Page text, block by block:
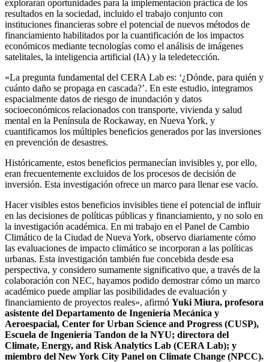
explorarán oportunidades para la implementación práctica de los
resultados en la sociedad, incluido el trabajo conjunto con
instituciones financieras sobre el potencial de nuevos métodos de
financiamiento habilitados por la cuantificación de los impactos
económicos mediante tecnologías como el análisis de imágenes
satelitales, la inteligencia artificial (IA) y la teledetección.
«La pregunta fundamental del CERA Lab es: ‘¿Dónde, para quién y
cuánto daño se propaga en cascada?’. En este estudio, integramos
espacialmente datos de riesgo de inundación y datos
socioeconómicos relacionados con transporte, vivienda y salud
mental en la Península de Rockaway, en Nueva York, y
cuantificamos los múltiples beneficios generados por las inversiones
en prevención de desastres.
Históricamente, estos beneficios permanecían invisibles y, por ello,
eran frecuentemente excluidos de los procesos de decisión de
inversión. Esta investigación ofrece un marco para llenar ese vacío.
Hacer visibles estos beneficios invisibles tiene el potencial de influir
en las decisiones de políticas públicas y financiamiento, y no solo en
la investigación académica. En mi trabajo en el Panel de Cambio
Climático de la Ciudad de Nueva York, observo diariamente cómo
las evaluaciones de impacto climático se incorporan a las políticas
urbanas. Esta investigación también fue concebida desde esa
perspectiva, y considero sumamente significativo que, a través de la
colaboración con NEC, hayamos podido demostrar cómo un marco
académico puede ampliar las posibilidades de evaluación y
financiamiento de proyectos reales», afirmó Yuki Miura, profesora
asistente del Departamento de Ingeniería Mecánica y
Aeroespacial, Center for Urban Science and Progress (CUSP),
Escuela de Ingeniería Tandon de la NYU; directora del
Climate, Energy, and Risk Analytics Lab (CERA Lab); y
miembro del New York City Panel on Climate Change (NPCC).